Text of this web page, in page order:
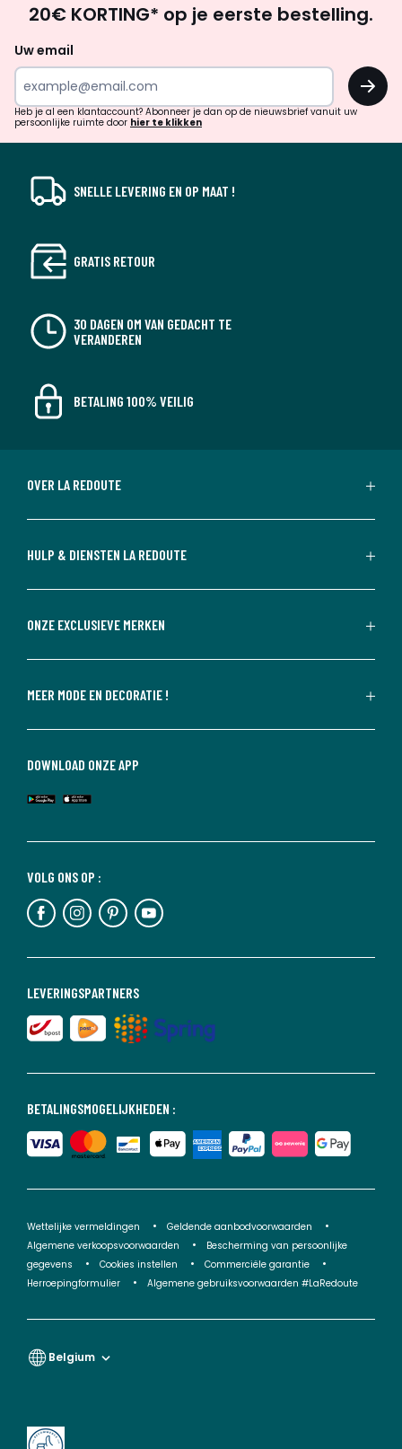
zoek
inspiratie
verrassingen?
20€ KORTING* op je eerste bestelling.
Uw email
OK
Heb je al een klantaccount? Abonneer je dan op de nieuwsbrief vanuit uw
persoonlijke ruimte door hier te klikken
SNELLE LEVERING EN OP MAAT !
GRATIS RETOUR
30 DAGEN OM VAN GEDACHT TE
VERANDEREN
BETALING 100% VEILIG
OVER LA REDOUTE
HULP & DIENSTEN LA REDOUTE
ONZE EXCLUSIEVE MERKEN
MEER MODE EN DECORATIE !
BETALINGSMOGELIJKHEDEN :
LEVERINGSPARTNERS
VOLG ONS OP :
DOWNLOAD ONZE APP
Wettelijke vermeldingen
Geldende aanbodvoorwaarden
Algemene verkoopsvoorwaarden
Bescherming van persoonlijke
gegevens
Cookies instellen
Commerciële garantie
Herroepingformulier
Algemene gebruiksvoorwaarden #LaRedoute
Belgium